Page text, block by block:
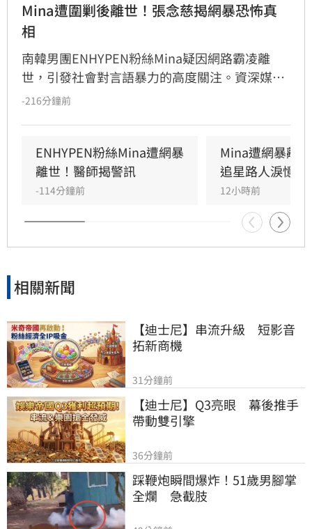
Mina遭圍剿後離世！張念慈揭網暴恐怖真
相
南韓男團ENHYPEN粉絲Mina疑因網路霸凌離
世，引發社會對言語暴力的高度關注。資深媒體
人張念慈發文痛心呼籲「網路上請保持善良」，
霸凌的可怕在於積少成多的壓力，每個人應守住
不隨意點名、不人格羞辱及多關心他人狀態的三
條界線。她提醒網友，批評與霸凌本質不同，切
勿將群體羞辱包裝為正義，應正視每個人皆有基
本尊嚴。林宜君
-216分鐘前
ENHYPEN粉絲Mina遭網暴
離世！醫師揭警訊
-114分鐘前
Mina遭網暴離
追星路人淚憶暖
12小時前
相關新聞
【迪士尼】串流升級　短影音
拓新商機
31分鐘前
【迪士尼】Q3亮眼　幕後推手
帶動雙引擎
36分鐘前
踩鞭炮瞬間爆炸！51歲男腳掌
全爛　急截肢